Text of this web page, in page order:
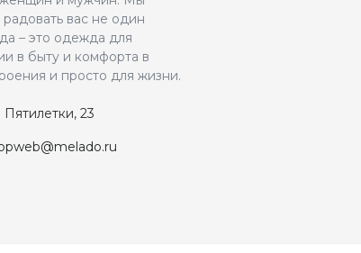
вас не один
– это одежда для
в быту и комфорта в
и просто для жизни.
23